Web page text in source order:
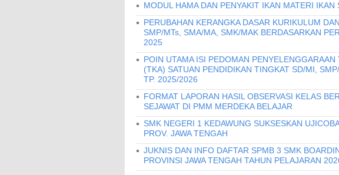
MODUL HAMA DAN PENYAKIT IKAN MATERI IKAN
PERUBAHAN KERANGKA DASAR KURIKULUM
SMP/MTs, SMA/MA, SMK/MAK BERDASARKAN
2025
POIN UTAMA ISI PEDOMAN
(TKA) SATUAN PENDIDIKAN TINGKAT SD/MI,
TP. 2025/2026
FORMAT LAPORAN HASIL OBSERVASI KELAS
SEJAWAT DI PMM MERDEKA BELAJAR
SMK NEGERI 1 KEDAWUNG SUKSESKAN
PROV. JAWA TENGAH
JUKNIS DAN INFO DAFTAR SPMB 3 SMK
PROVINSI JAWA TENGAH TAHUN PELAJARAN